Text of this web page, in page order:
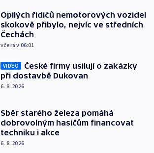
Opilých řidičů nemotorových vozidel
skokově přibylo, nejvíc ve středních
Čechách
včera v 06:01
VIDEO
České firmy usilují o zakázky
při dostavbě Dukovan
6. 8. 2026
Sběr starého železa pomáhá
dobrovolným hasičům financovat
techniku i akce
6. 8. 2026